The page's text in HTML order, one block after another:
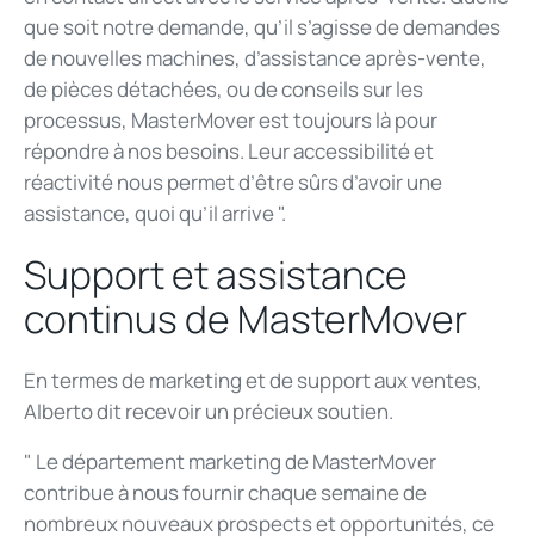
que soit notre demande, qu’il s’agisse de demandes
de nouvelles machines, d’assistance après-vente,
de pièces détachées, ou de conseils sur les
processus, MasterMover est toujours là pour
répondre à nos besoins. Leur accessibilité et
réactivité nous permet d’être sûrs d’avoir une
assistance, quoi qu’il arrive ".
Support et assistance
continus de MasterMover
En termes de marketing et de support aux ventes,
Alberto dit recevoir un précieux soutien.
" Le département marketing de MasterMover
contribue à nous fournir chaque semaine de
nombreux nouveaux prospects et opportunités, ce